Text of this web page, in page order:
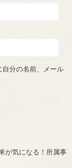
分の名前、メール
が気になる！所属事